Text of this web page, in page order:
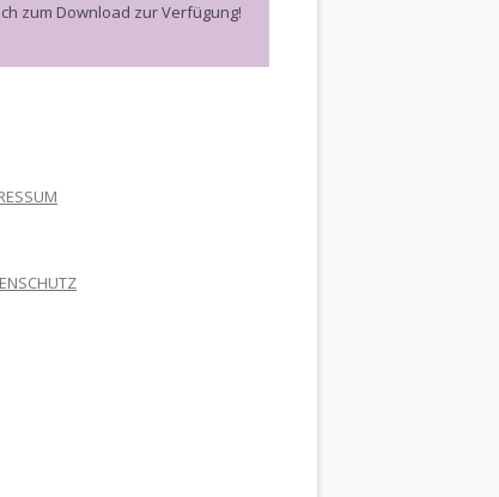
zum Download zur Verfügung!